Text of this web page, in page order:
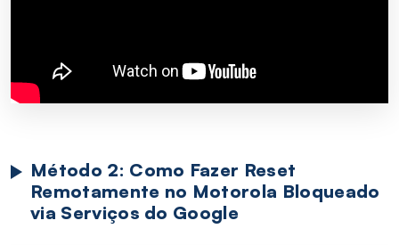
Método 2: Como Fazer Reset
Remotamente no Motorola Bloqueado
via Serviços do Google